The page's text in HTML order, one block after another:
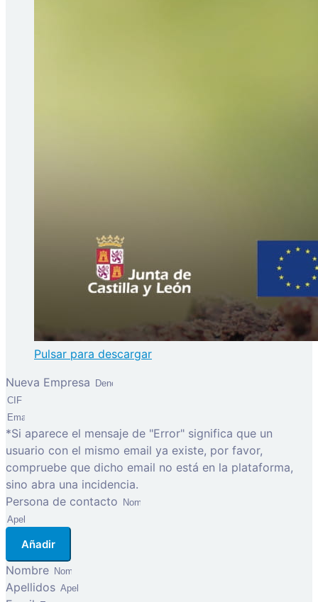
Pulsar para descargar
Nueva Empresa
*Si aparece el mensaje de "Error" significa que un
usuario con el mismo email ya existe, por favor,
compruebe que dicho email no está en la plataforma,
sino abra una incidencia.
Persona de contacto
Añadir
Nombre
Apellidos